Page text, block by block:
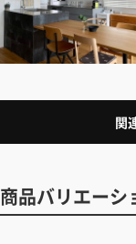
関
商品バリエーシ